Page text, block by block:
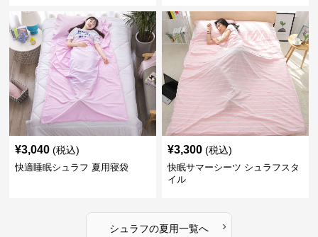
¥3,040 (税込)
快適睡眠シュラフ 夏用寝袋
¥3,300 (税込)
快眠サマーシーツ シュラフスタ
イル
シュラフの夏用一覧へ ›